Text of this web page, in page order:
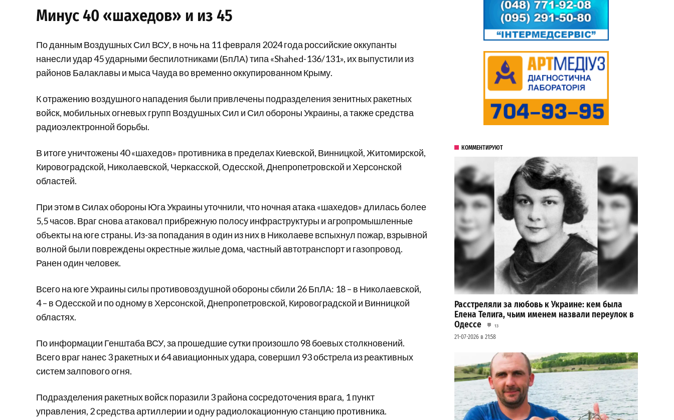
Минус 40 «шахедов» и из 45
По данным Воздушных Сил ВСУ, в ночь на 11 февраля 2024 года российские оккупанты
нанесли удар 45 ударными беспилотниками (БпЛА) типа «Shahed-136/131», их выпустили из
районов Балаклавы и мыса Чауда во временно оккупированном Крыму.
К отражению воздушного нападения были привлечены подразделения зенитных ракетных
войск, мобильных огневых групп Воздушных Сил и Сил обороны Украины, а также средства
радиоэлектронной борьбы.
В итоге уничтожены 40 «шахедов» противника в пределах Киевской, Винницкой, Житомирской,
Кировоградской, Николаевской, Черкасской, Одесской, Днепропетровской и Херсонской
областей.
При этом в Силах обороны Юга Украины уточнили, что ночная атака «шахедов» длилась более
5,5 часов. Враг снова атаковал прибрежную полосу инфраструктуры и агропромышленные
объекты на юге страны. Из-за попадания в один из них в Николаеве вспыхнул пожар, взрывной
волной были повреждены окрестные жилые дома, частный автотранспорт и газопровод.
Ранен один человек.
Всего на юге Украины силы противовоздушной обороны сбили 26 БпЛА: 18 – в Николаевской,
4 – в Одесской и по одному в Херсонской, Днепропетровской, Кировоградской и Винницкой
областях.
По информации Генштаба ВСУ, за прошедшие сутки произошло 98 боевых столкновений.
Всего враг нанес 3 ракетных и 64 авиационных удара, совершил 93 обстрела из реактивных
систем залпового огня.
Подразделения ракетных войск поразили 3 района сосредоточения врага, 1 пункт
управления, 2 средства артиллерии и одну радиолокационную станцию противника.
КОММЕНТИРУЮТ
Расстреляли за любовь к Украине: кем была
Елена Телига, чьим именем назвали переулок в
Одессе
13
21-07-2026 в 21:58